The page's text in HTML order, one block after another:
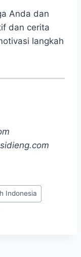
Anda dan
dan cerita
langkah
Indonesia